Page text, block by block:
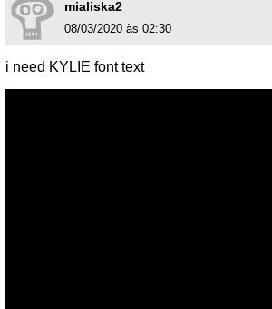
mialiska2
08/03/2020 às 02:30
i need KYLIE font text